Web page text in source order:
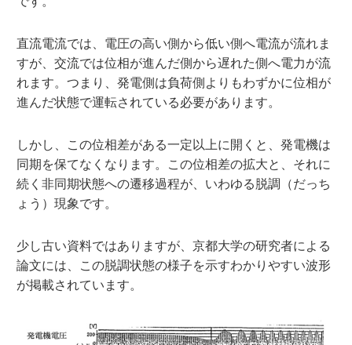
直流電流では、電圧の高い側から低い側へ電流が流れま
すが、交流では位相が進んだ側から遅れた側へ電力が流
れます。つまり、発電側は負荷側よりもわずかに位相が
進んだ状態で運転されている必要があります。
しかし、この位相差がある一定以上に開くと、発電機は
同期を保てなくなります。この位相差の拡大と、それに
続く非同期状態への遷移過程が、いわゆる脱調（だっち
ょう）現象です。
少し古い資料ではありますが、京都大学の研究者による
論文には、この脱調状態の様子を示すわかりやすい波形
が掲載されています。